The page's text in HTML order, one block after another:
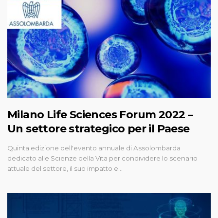
Milano Life Sciences Forum 2022 –
Un settore strategico per il Paese
Quinta edizione dell'evento annuale di Assolombarda
dedicato alle Scienze della Vita per condividere lo scenario
attuale del settore, il suo impatto e…